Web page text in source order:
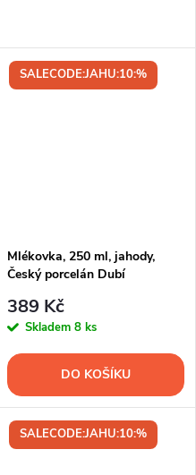
SALECODE:JAHU:10:%
Mlékovka, 250 ml, jahody,
Český porcelán Dubí
389 Kč
Skladem 8 ks
DO KOŠÍKU
SALECODE:JAHU:10:%